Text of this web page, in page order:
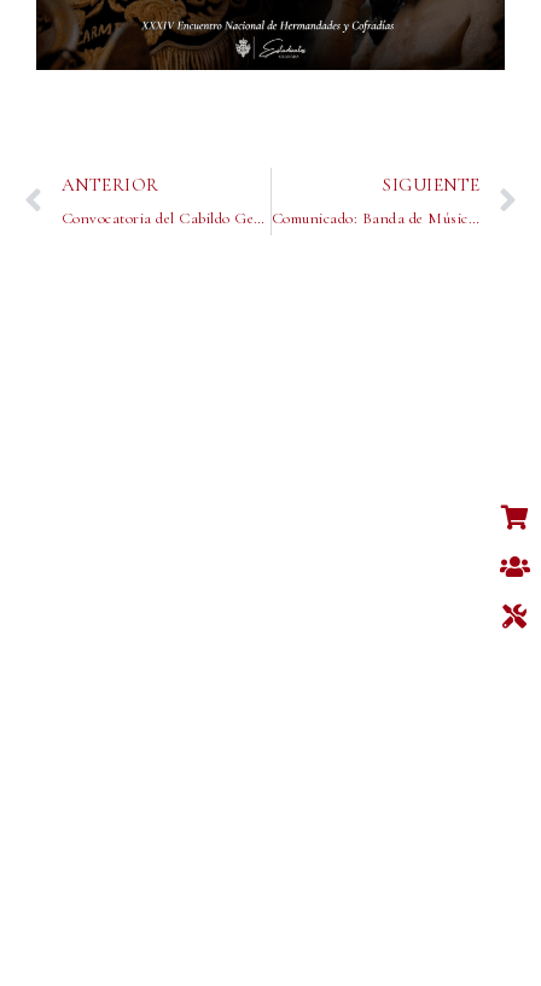
ANTERIOR
Convocatoria del Cabildo General Ordinario
SIGUIENTE
Comunicado: Banda de Música María Santísima de los Remedios en el XXIV Encuentro Nacional de Hermandades y Cofradías de Semana Santa